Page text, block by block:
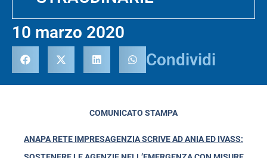
10 marzo 2020
Condividi
COMUNICATO STAMPA
ANAPA RETE IMPRESAGENZIA SCRIVE AD ANIA ED IVASS: